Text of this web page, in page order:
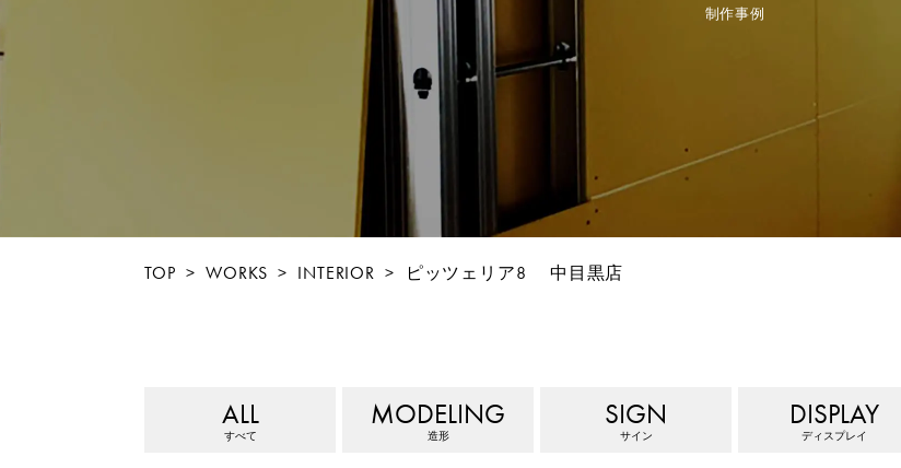
制作事例
TOP >WORKS > INTERIOR > ピッツェリア8 中目黒店
ALL
すべて
MODELING
造形
SIGN
サイン
DISPLAY
ディスプレイ